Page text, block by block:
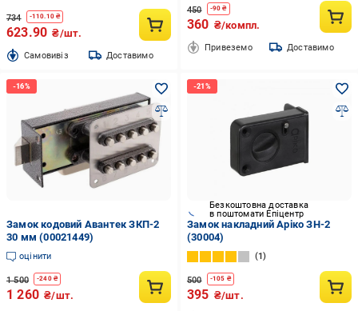
734 -110.10 ₴
623.90 ₴/шт.
Cамовивіз Доставимо
450 -90 ₴
360 ₴/компл.
Привеземо Доставимо
Замок кодовий Авантек ЗКП-2
30 мм (00021449)
оцінити
1 500 -240₴
1 260 ₴/шт.
Безкоштовна доставка
в поштомати Епіцентр
Замок накладний Аріко ЗН-2
(30004)
1
500 -105 ₴
395 ₴/шт.